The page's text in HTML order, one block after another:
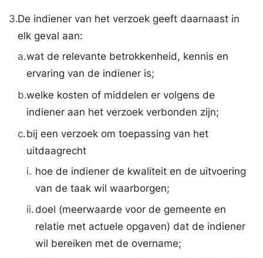
3.De indiener van het verzoek geeft daarnaast in
elk geval aan:
a.wat de relevante betrokkenheid, kennis en
ervaring van de indiener is;
b.welke kosten of middelen er volgens de
indiener aan het verzoek verbonden zijn;
c.bij een verzoek om toepassing van het
uitdaagrecht
i. hoe de indiener de kwaliteit en de uitvoering
van de taak wil waarborgen;
ii. doel (meerwaarde voor de gemeente en
relatie met actuele opgaven) dat de indiener
wil bereiken met de overname;